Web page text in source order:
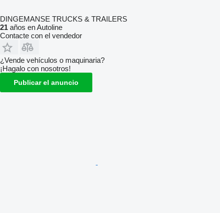
DINGEMANSE TRUCKS & TRAILERS
21 años en Autoline
Contacte con el vendedor
¿Vende vehículos o maquinaria?
¡Hagalo con nosotros!
Publicar el anuncio